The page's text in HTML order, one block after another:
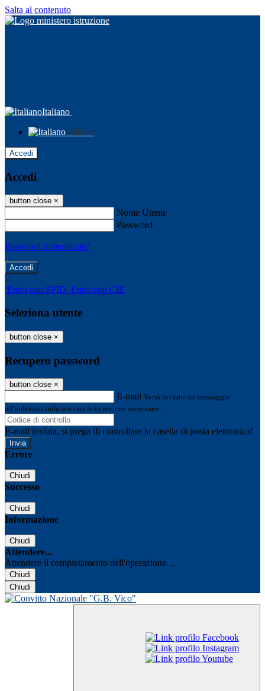
Salta al contenuto
Italiano
Italiano
Accedi
Accedi
button close ×
Nome Utente
Password
Password dimenticata?
-
Entra con SPID Entra con CIE
Seleziona utente
button close ×
Recupero password
button close ×
E-mail Verrà inviato un messaggio
all'indirizzo indicato con le istruzioni necessarie.
E-mail inviata, si prega di controllare la casella di posta elettronica!
Errore
Chiudi
Successo
Chiudi
Informazione
Chiudi
Attendere...
Attendere il completamento dell'operazione...
Chiudi
Chiudi